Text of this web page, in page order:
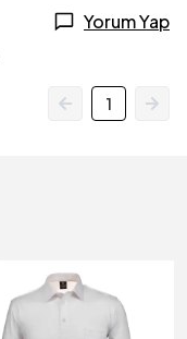
Yorum Yap
1